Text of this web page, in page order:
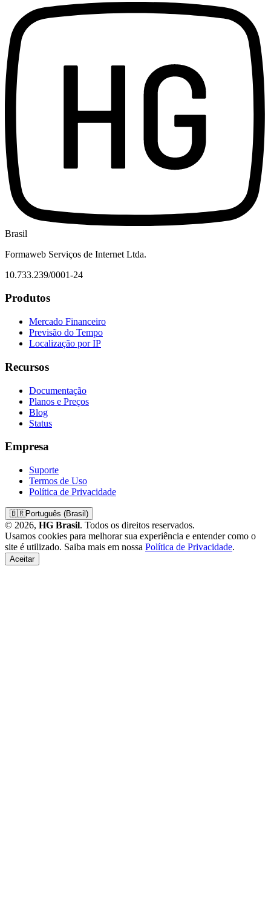
Brasil
Formaweb Serviços de Internet Ltda.
10.733.239/0001-24
Produtos
Mercado Financeiro
Previsão do Tempo
Localização por IP
Recursos
Documentação
Planos e Preços
Blog
Status
Empresa
Suporte
Termos de Uso
Política de Privacidade
🇧🇷Português (Brasil)
© 2026, HG Brasil. Todos os direitos reservados.
Usamos cookies para melhorar sua experiência e entender como o
site é utilizado. Saiba mais em nossa Política de Privacidade.
Aceitar